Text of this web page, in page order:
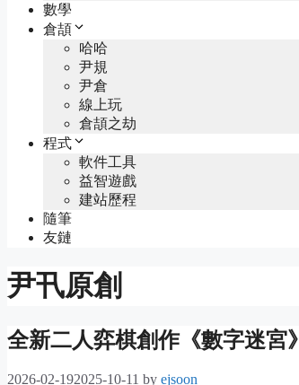
數學
倉頡
哈哈
尹規
尹倉
線上玩
倉頡之劫
程式
軟件工具
益智遊戲
建站歷程
隨筆
友鏈
尹卂原創
全新二人弈棋創作《數字迷宮》
2026-02-192025-10-11 by ejsoon